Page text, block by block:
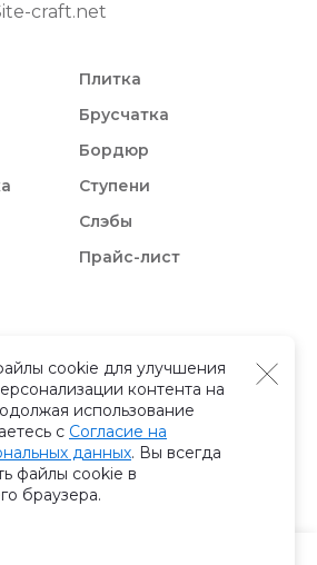
craft.net
Плитка
Брусчатка
Бордюр
Ступени
Слэбы
Прайс-лист
ул. 3-я
60
cookie для улучшения
контента на
использование
с Согласие на
данных. Вы всегда
файлы cookie в
браузера.